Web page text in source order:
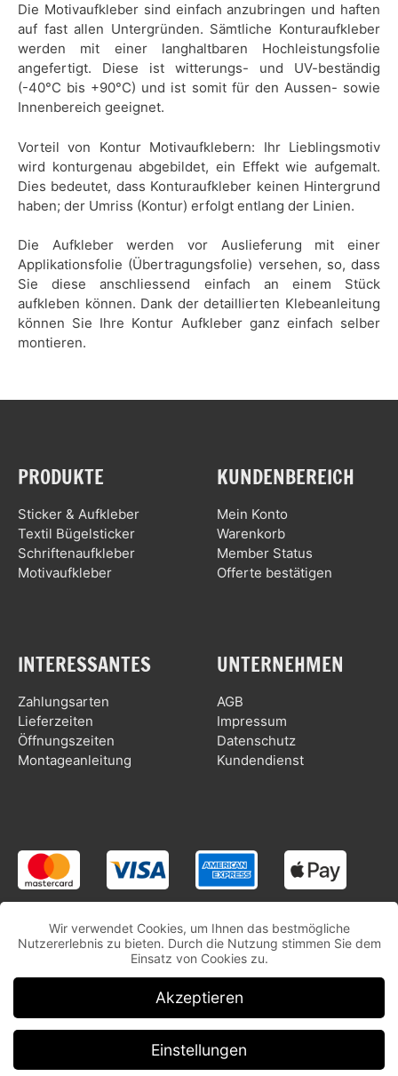
Die Motivaufkleber sind einfach anzubringen und haften
auf fast allen Untergründen. Sämtliche Konturaufkleber
werden mit einer langhaltbaren Hochleistungsfolie
angefertigt. Diese ist witterungs- und UV-beständig
(-40°C bis +90°C) und ist somit für den Aussen- sowie
Innenbereich geeignet.
Vorteil von Kontur Motivaufklebern: Ihr Lieblingsmotiv
wird konturgenau abgebildet, ein Effekt wie aufgemalt.
Dies bedeutet, dass Konturaufkleber keinen Hintergrund
haben; der Umriss (Kontur) erfolgt entlang der Linien.
Die Aufkleber werden vor Auslieferung mit einer
Applikationsfolie (Übertragungsfolie) versehen, so, dass
Sie diese anschliessend einfach an einem Stück
aufkleben können. Dank der detaillierten Klebeanleitung
können Sie Ihre Kontur Aufkleber ganz einfach selber
montieren.
PRODUKTE
Sticker & Aufkleber
Textil Bügelsticker
Schriftenaufkleber
Motivaufkleber
KUNDENBEREICH
Mein Konto
Warenkorb
Member Status
Offerte bestätigen
INTERESSANTES
Zahlungsarten
Lieferzeiten
Öffnungszeiten
Montageanleitung
UNTERNEHMEN
AGB
Impressum
Datenschutz
Kundendienst
Copyright © CooleSticker.ch | Alle Rechte vorbehalten.
Wir verwendet Cookies, um Ihnen das bestmögliche
Nutzererlebnis zu bieten. Durch die Nutzung stimmen Sie dem
Einsatz von Cookies zu.
Akzeptieren
Einstellungen